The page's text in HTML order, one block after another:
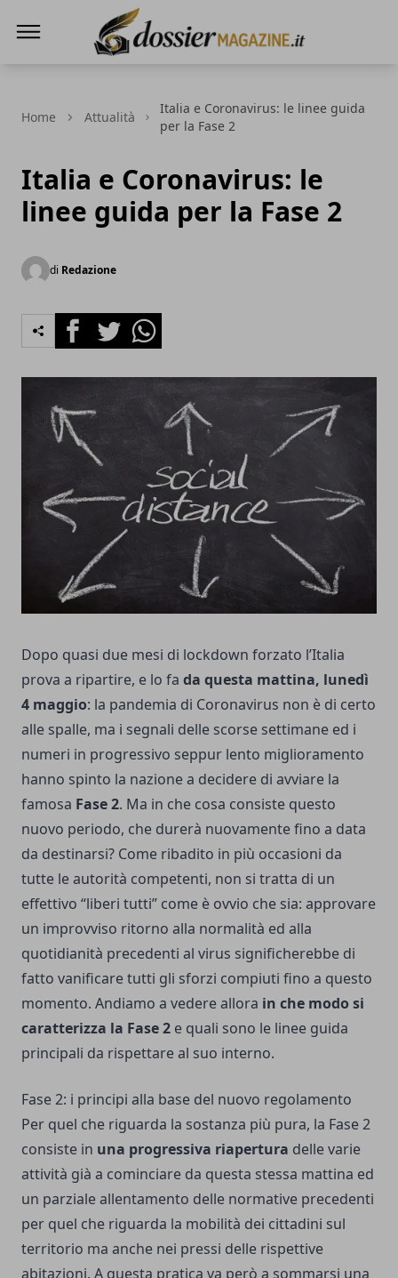
Home Attualità
Italia e Coronavirus: le linee guida
per la Fase 2
Italia e Coronavirus: le
linee guida per la Fase 2
di Redazione
FacebookTwitterWhatsapp
Dopo quasi due mesi di lockdown forzato l’Italia
prova a ripartire, e lo fa da questa mattina, lunedì
4 maggio: la pandemia di Coronavirus non è di certo
alle spalle, ma i segnali delle scorse settimane ed i
numeri in progressivo seppur lento miglioramento
hanno spinto la nazione a decidere di avviare la
famosa Fase 2. Ma in che cosa consiste questo
nuovo periodo, che durerà nuovamente fino a data
da destinarsi? Come ribadito in più occasioni da
tutte le autorità competenti, non si tratta di un
effettivo “liberi tutti” come è ovvio che sia: approvare
un improvviso ritorno alla normalità ed alla
quotidianità precedenti al virus significherebbe di
fatto vanificare tutti gli sforzi compiuti fino a questo
momento. Andiamo a vedere allora in che modo si
caratterizza la Fase 2 e quali sono le linee guida
principali da rispettare al suo interno.
Fase 2: i principi alla base del nuovo regolamento
Per quel che riguarda la sostanza più pura, la Fase 2
consiste in una progressiva riapertura delle varie
attività già a cominciare da questa stessa mattina ed
un parziale allentamento delle normative precedenti
per quel che riguarda la mobilità dei cittadini sul
territorio ma anche nei pressi delle rispettive
abitazioni. A questa pratica va però a sommarsi una